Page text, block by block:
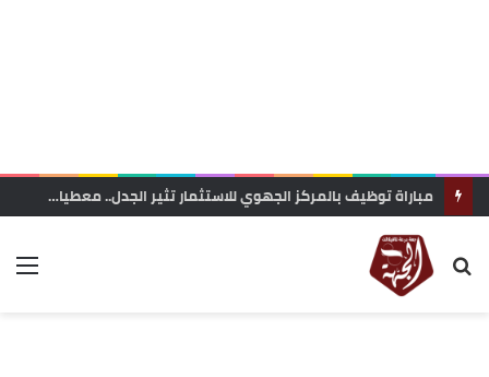
مباراة توظيف بالمركز الجهوي للاستثمار تثير الجدل.. معطيات حول محاولة “تفصيل المنصب” لفائدة مستخدمة مقربة